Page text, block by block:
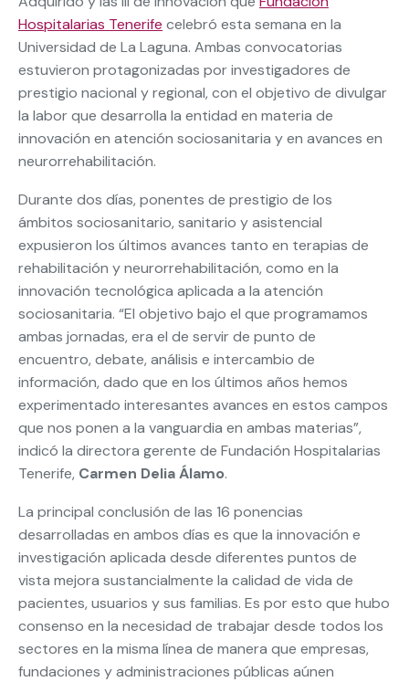
Hospitalarias Tenerife celebró esta semana en la
Universidad de La Laguna. Ambas convocatorias
estuvieron protagonizadas por investigadores de
prestigio nacional y regional, con el objetivo de divulgar
la labor que desarrolla la entidad en materia de
innovación en atención sociosanitaria y en avances en
neurorrehabilitación.
Durante dos días, ponentes de prestigio de los
ámbitos sociosanitario, sanitario y asistencial
expusieron los últimos avances tanto en terapias de
rehabilitación y neurorrehabilitación, como en la
innovación tecnológica aplicada a la atención
sociosanitaria. “El objetivo bajo el que programamos
ambas jornadas, era el de servir de punto de
encuentro, debate, análisis e intercambio de
información, dado que en los últimos años hemos
experimentado interesantes avances en estos campos
que nos ponen a la vanguardia en ambas materias”,
indicó la directora gerente de Fundación Hospitalarias
Tenerife, Carmen Delia Álamo.
La principal conclusión de las 16 ponencias
desarrolladas en ambos días es que la innovación e
investigación aplicada desde diferentes puntos de
vista mejora sustancialmente la calidad de vida de
pacientes, usuarios y sus familias. Es por esto que hubo
consenso en la necesidad de trabajar desde todos los
sectores en la misma línea de manera que empresas,
fundaciones y administraciones públicas aúnen